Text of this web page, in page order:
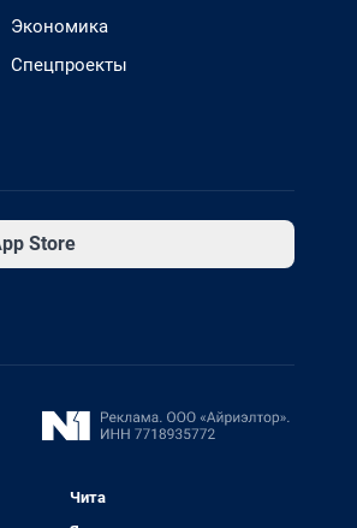
Экономика
Спецпроекты
Store
Чита